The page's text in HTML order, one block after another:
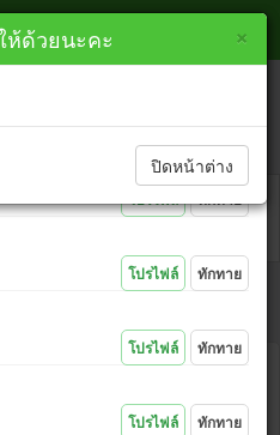
ดยเด็ดขาด เพราะ IP ที่ท่านโพสต์
องยอมรับในการกระทำของตัวเอง
×
โปรไฟล์ ทักทาย
โปรไฟล์ ทักทาย
โปรไฟล์ ทักทาย
โปรไฟล์ ทักทาย
×
ห้ด้วยนะคะ
ปิดหน้าต่าง